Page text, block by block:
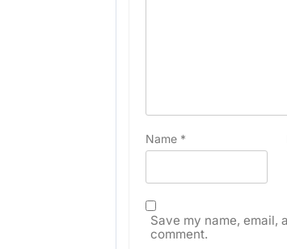
Name *
Save my name, email,
comment.